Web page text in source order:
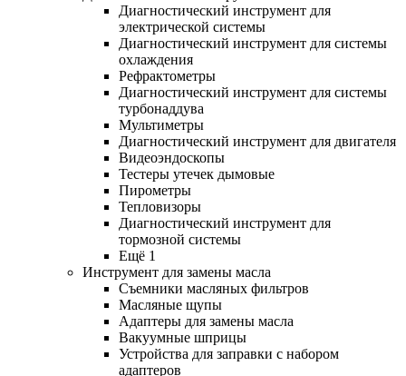
Диагностический инструмент для
электрической системы
Диагностический инструмент для системы
охлаждения
Рефрактометры
Диагностический инструмент для системы
турбонаддува
Мультиметры
Диагностический инструмент для двигателя
Видеоэндоскопы
Тестеры утечек дымовые
Пирометры
Тепловизоры
Диагностический инструмент для
тормозной системы
Ещё 1
Инструмент для замены масла
Съемники масляных фильтров
Масляные щупы
Адаптеры для замены масла
Вакуумные шприцы
Устройства для заправки с набором
адаптеров